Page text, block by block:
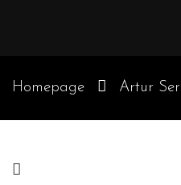
Homepage Artur